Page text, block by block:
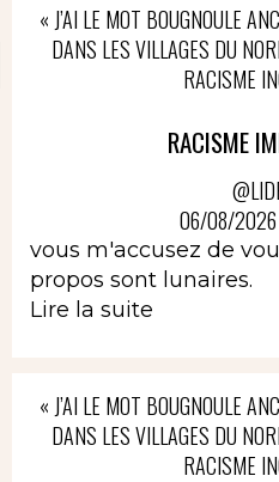
« J’AI LE MOT BOUGNOULE
DANS LES VILLAGES DU
RACISME
RACISME
06/08/
vous m'accusez de
propos sont lunaires.
Lire la suite
« J’AI LE MOT BOUGNOULE
DANS LES VILLAGES DU
RACISME